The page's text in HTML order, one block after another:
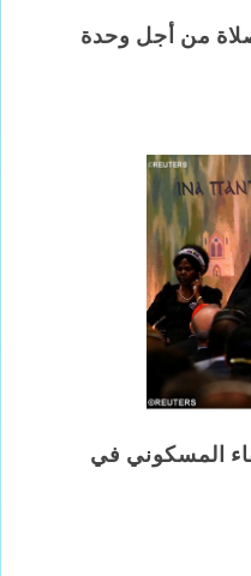
من أجل وحدة
المسكوني في